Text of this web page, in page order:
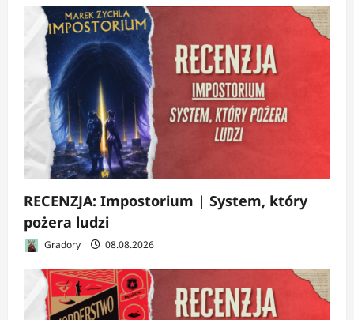
RECENZJA: Impostorium | System, który
pożera ludzi
Gradory 08.08.2026